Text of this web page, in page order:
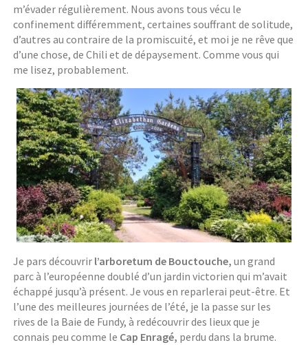
m’évader régulièrement. Nous avons tous vécu le
confinement différemment, certaines souffrant de solitude,
d’autres au contraire de la promiscuité, et moi je ne rêve que
d’une chose, de Chili et de dépaysement. Comme vous qui
me lisez, probablement.
Je pars découvrir l’arboretum de Bouctouche, un grand
parc à l’européenne doublé d’un jardin victorien qui m’avait
échappé jusqu’à présent. Je vous en reparlerai peut-être. Et
l’une des meilleures journées de l’été, je la passe sur les
rives de la Baie de Fundy, à redécouvrir des lieux que je
connais peu comme le Cap Enragé, perdu dans la brume.